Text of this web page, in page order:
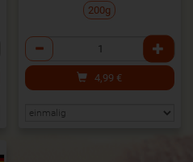
200g
Anzahl
4,99 €